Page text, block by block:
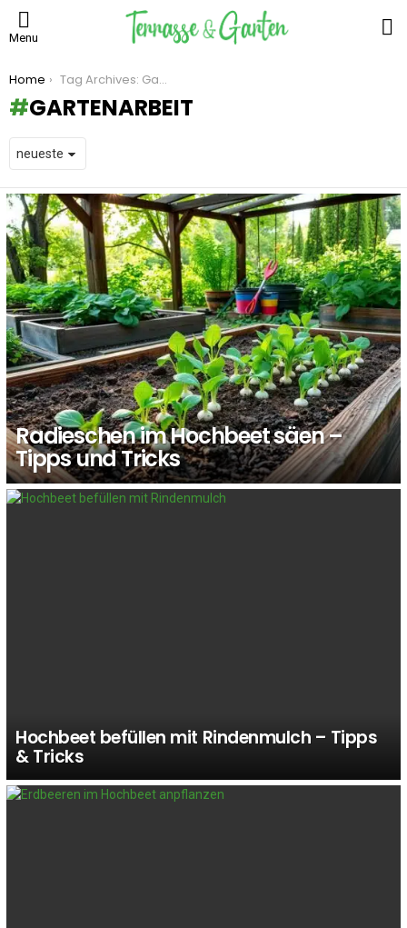
Menu
You are here:
Home Tag Archives: Gartenarbeit
GARTENARBEIT
LATEST
STORIES
Radieschen im Hochbeet säen –
Tipps und Tricks
Hochbeet befüllen mit Rindenmulch – Tipps
& Tricks